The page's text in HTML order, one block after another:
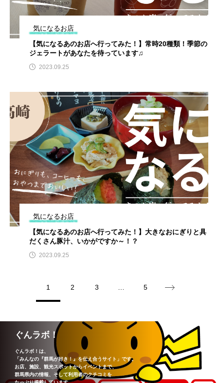
気になるお店
【気になるあのお店へ行ってみた！】常時20種類！季節の
ジェラートがあなたを待っています♫
2023.09.25
気になるお店
【気になるあのお店へ行ってみた！】大きなおにぎりと具
だくさん豚汁、いかがですか～！？
2023.09.25
1 2 3 … 5
ぐんラボ！
ぐんラボ！は、
「みんなの『群馬が好き！』を伝え合うサイト」です。
お店、施設、観光スポットからイベントまで、
群馬県内の情報、そして利用者のクチコミを